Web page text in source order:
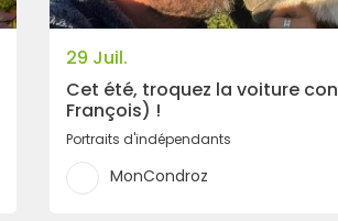
29 Juil.
Cet été, troquez la voiture
François) !
Portraits d'indépendants
MonCondroz